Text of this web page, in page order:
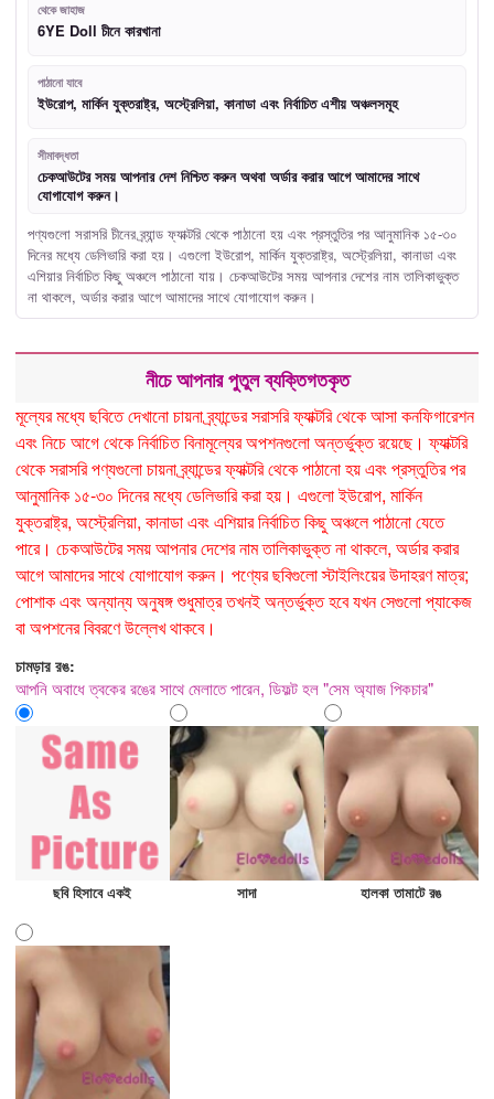
থেকে জাহাজ
6YE Doll চীনে কারখানা
পাঠানো যাবে
ইউরোপ, মার্কিন যুক্তরাষ্ট্র, অস্ট্রেলিয়া, কানাডা এবং নির্বাচিত এশীয় অঞ্চলসমূহ
সীমাবদ্ধতা
চেকআউটের সময় আপনার দেশ নিশ্চিত করুন অথবা অর্ডার করার আগে আমাদের সাথে
যোগাযোগ করুন।
পণ্যগুলো সরাসরি চীনের ব্র্যান্ড ফ্যাক্টরি থেকে পাঠানো হয় এবং প্রস্তুতির পর আনুমানিক ১৫-৩০
দিনের মধ্যে ডেলিভারি করা হয়। এগুলো ইউরোপ, মার্কিন যুক্তরাষ্ট্র, অস্ট্রেলিয়া, কানাডা এবং
এশিয়ার নির্বাচিত কিছু অঞ্চলে পাঠানো যায়। চেকআউটের সময় আপনার দেশের নাম তালিকাভুক্ত
না থাকলে, অর্ডার করার আগে আমাদের সাথে যোগাযোগ করুন।
নীচে আপনার পুতুল ব্যক্তিগতকৃত
মূল্যের মধ্যে ছবিতে দেখানো চায়না ব্র্যান্ডের সরাসরি ফ্যাক্টরি থেকে আসা কনফিগারেশন
এবং নিচে আগে থেকে নির্বাচিত বিনামূল্যের অপশনগুলো অন্তর্ভুক্ত রয়েছে। ফ্যাক্টরি
থেকে সরাসরি পণ্যগুলো চায়না ব্র্যান্ডের ফ্যাক্টরি থেকে পাঠানো হয় এবং প্রস্তুতির পর
আনুমানিক ১৫-৩০ দিনের মধ্যে ডেলিভারি করা হয়। এগুলো ইউরোপ, মার্কিন
যুক্তরাষ্ট্র, অস্ট্রেলিয়া, কানাডা এবং এশিয়ার নির্বাচিত কিছু অঞ্চলে পাঠানো যেতে
পারে। চেকআউটের সময় আপনার দেশের নাম তালিকাভুক্ত না থাকলে, অর্ডার করার
আগে আমাদের সাথে যোগাযোগ করুন। পণ্যের ছবিগুলো স্টাইলিংয়ের উদাহরণ মাত্র;
পোশাক এবং অন্যান্য অনুষঙ্গ শুধুমাত্র তখনই অন্তর্ভুক্ত হবে যখন সেগুলো প্যাকেজ
বা অপশনের বিবরণে উল্লেখ থাকবে।
চামড়ার রঙ:
আপনি অবাধে ত্বকের রঙের সাথে মেলাতে পারেন, ডিফল্ট হল "সেম অ্যাজ পিকচার"
ছবি হিসাবে একই সাদা হালকা তামাটে রঙ